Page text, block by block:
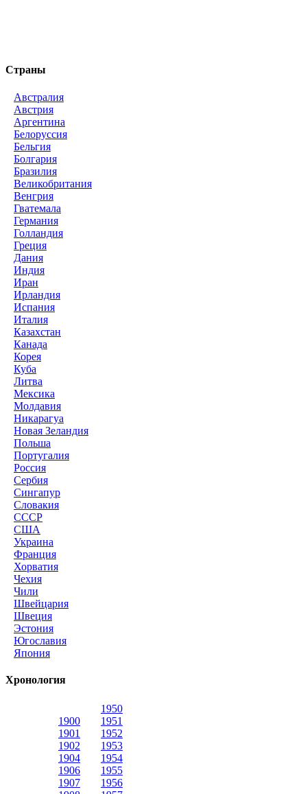
Страны
Австралия
Австрия
Аргентина
Белоруссия
Бельгия
Болгария
Бразилия
Великобритания
Венгрия
Гватемала
Германия
Голландия
Греция
Дания
Индия
Иран
Ирландия
Испания
Италия
Казахстан
Канада
Корея
Куба
Литва
Мексика
Молдавия
Никарагуа
Новая Зеландия
Польша
Португалия
Россия
Сербия
Сингапур
Словакия
СССР
США
Украина
Франция
Хорватия
Чехия
Чили
Швейцария
Швеция
Эстония
Югославия
Япония
Хронология
1900
1901
1902
1904
1906
1907
1950
1951
1952
1953
1954
1955
1956